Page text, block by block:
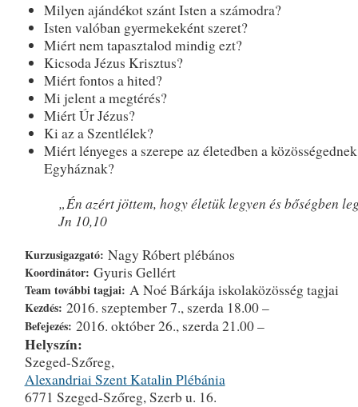
Milyen ajándékot szánt Isten a számodra?
Isten valóban gyermekeként szeret?
Miért nem tapasztalod mindig ezt?
Kicsoda Jézus Krisztus?
Miért fontos a hited?
Mi jelent a megtérés?
Miért Úr Jézus?
Ki az a Szentlélek?
Miért lényeges a szerepe az életedben a
Egyháznak?
„Én azért jöttem, hogy életük legyen és bőségben
Jn 10,10
Kurzusigazgató: Nagy Róbert plébános
Koordinátor: Gyuris Gellért
Team további tagjai: A Noé Bárkája iskolaközösség tagjai
Kezdés: 2016. szeptember 7., szerda 18.00 –
Befejezés: 2016. október 26., szerda 21.00 –
Helyszín:
Szeged-Szőreg,
Alexandriai Szent Katalin Plébánia
6771 Szeged-Szőreg, Szerb u. 16.